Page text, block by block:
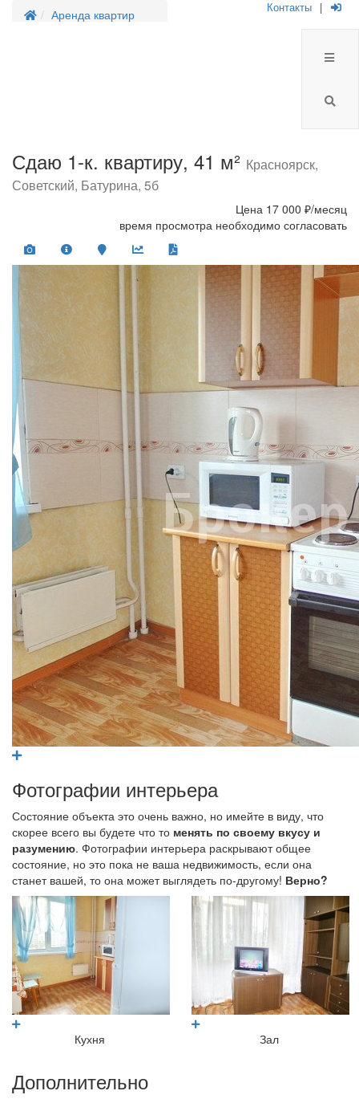
Аренда квартир Контакты |
Сдаю 1-к. квартиру, 41 м² Красноярск,
Советский, Батурина, 5б
Цена 17 000 ₽/месяц
время просмотра необходимо согласовать
Фотографии интерьера
Состояние объекта это очень важно, но имейте в виду, что
скорее всего вы будете что то менять по своему вкусу и
разумению. Фотографии интерьера раскрывают общее
состояние, но это пока не ваша недвижимость, если она
станет вашей, то она может выглядеть по-другому! Верно?
Кухня Зал
Дополнительно